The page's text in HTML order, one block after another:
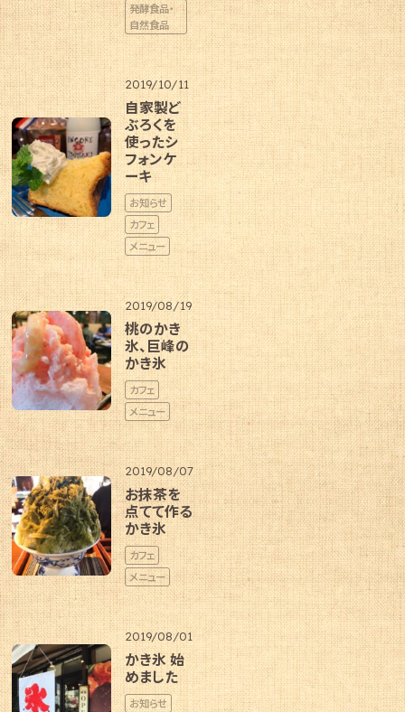
発酵食品・
自然食品
2019/10/11
自家製ど
ぶろくを
使ったシ
フォンケ
ーキ
お知らせ
カフェ
メニュー
2019/08/19
桃のかき
氷、巨峰の
かき氷
カフェ
メニュー
2019/08/07
お抹茶を
点てて作る
かき氷
カフェ
メニュー
2019/08/01
かき氷 始
めました
お知らせ